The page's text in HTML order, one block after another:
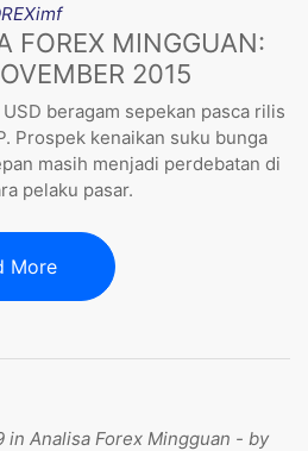
FOREX MINGGUAN:
2015
beragam sepekan pasca rilis
Prospek kenaikan suku bunga
masih menjadi perdebatan di
pelaku pasar.
More
in Analisa Forex Mingguan - by